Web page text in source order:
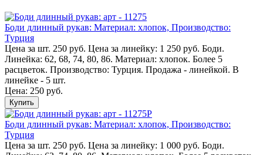
Боди длинный рукав: Материал: хлопок, Производство:
Турция
Цена за шт. 250 руб. Цена за линейку: 1 250 руб. Боди.
Линейка: 62, 68, 74, 80, 86. Материал: хлопок. Более 5
расцветок. Производство: Турция. Продажа - линейкой. В
линейке - 5 шт.
Цена: 250 руб.
Купить
Боди длинный рукав: Материал: хлопок, Производство:
Турция
Цена за шт. 250 руб. Цена за линейку: 1 000 руб. Боди.